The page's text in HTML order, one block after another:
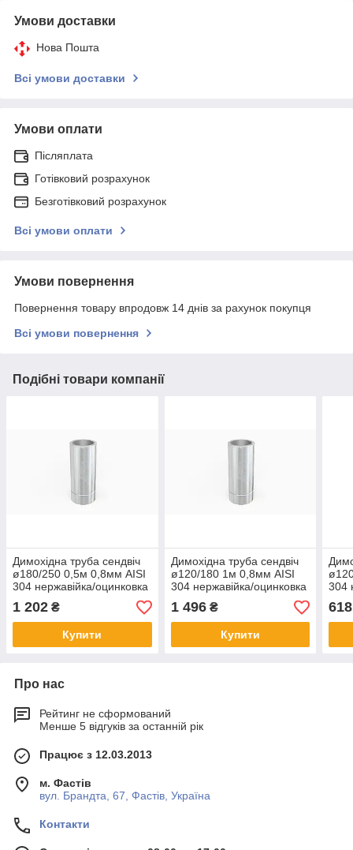
Умови доставки
Нова Пошта
Всі умови доставки
Умови оплати
Післяплата
Готівковий розрахунок
Безготівковий розрахунок
Всі умови оплати
Умови повернення
Повернення товару впродовж 14 днів за рахунок покупця
Всі умови повернення
Подібні товари компанії
Димохідна труба сендвіч
ø180/250 0,5м 0,8мм AISI
304 нержавійка/оцинковка
1 202 ₴
Купити
Димохідна труба сендвіч
ø120/180 1м 0,8мм AISI
304 нержавійка/оцинковка
1 496₴
Купити
304
618
Про нас
Рейтинг не сформований
Менше 5 відгуків за останній рік
Працює з 12.03.2013
м. Фастів
вул. Брандта, 67, Фастів, Україна
Контакти